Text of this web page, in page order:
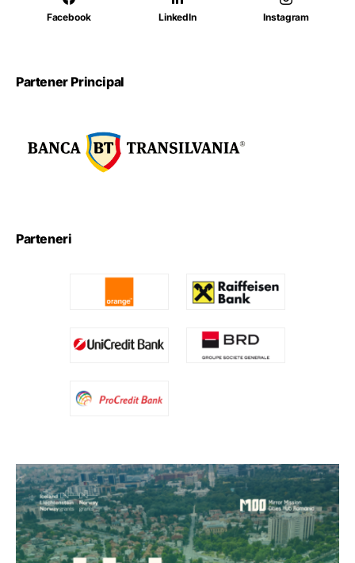
Facebook LinkedIn Instagram
Partener Principal
Parteneri